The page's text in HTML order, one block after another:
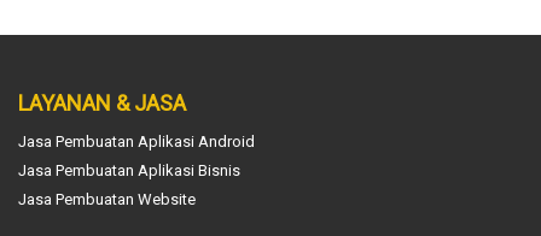
LAYANAN & JASA
Jasa Pembuatan Aplikasi Android
Jasa Pembuatan Aplikasi Bisnis
Jasa Pembuatan Website